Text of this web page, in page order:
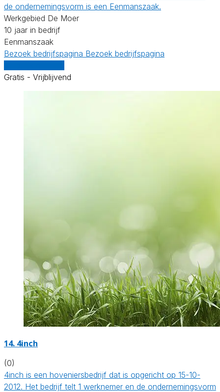
de ondernemingsvorm is een Eenmanszaak.
Werkgebied De Moer
10 jaar in bedrijf
Eenmanszaak
Bezoek bedrijfspagina Bezoek bedrijfspagina
Gratis - Vrijblijvend
14. 4inch
(0)
4inch is een hoveniersbedrijf dat is opgericht op 15-10-
2012. Het bedrijf telt 1 werknemer en de ondernemingsvorm